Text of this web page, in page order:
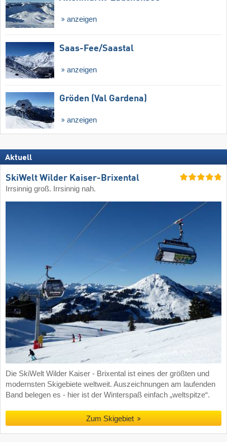
anzeigen
Saas-Fee/​Saastal
anzeigen
Gröden (Val Gardena)
anzeigen
Aktuell
SkiWelt Wilder Kaiser-Brixental
Irrsinnig groß. Irrsinnig nah.
Die SkiWelt Wilder Kaiser - Brixental ist eines der größten und
modernsten Skigebiete weltweit. Auszeichnungen am laufenden
Band belegen es - hier ist der Winterspaß einfach „weltspitze“.
Zum Skigebiet